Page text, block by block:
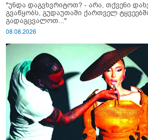
"უნდა დაგვხვრიტოთ? - არა, თქვენი
გვაწყობს, გუდაუთაში ქართველ
გადაგცვალოთ..."
08.08.2026